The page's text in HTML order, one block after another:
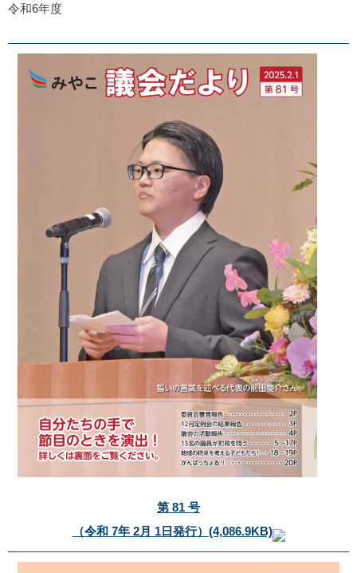
令和6年度
第 81 号
（令和 7年 2月 1日発行） (4,086.9KB)